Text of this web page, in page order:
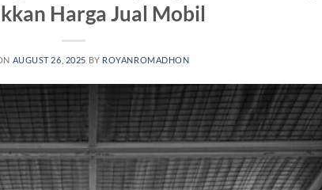
Harga Jual Mobil
AUGUST 26, 2025 BY ROYANROMADHON